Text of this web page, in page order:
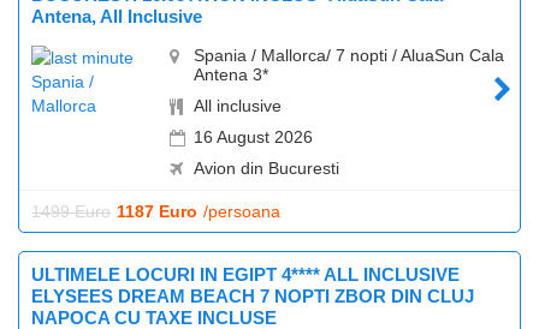
Antena, All Inclusive
Spania / Mallorca/ 7 nopti / AluaSun Cala
Antena 3*
All inclusive
16 August 2026
Avion din Bucuresti
1499 Euro 1187 Euro /persoana
ULTIMELE LOCURI IN EGIPT 4**** ALL INCLUSIVE
ELYSEES DREAM BEACH 7 NOPTI ZBOR DIN CLUJ
NAPOCA CU TAXE INCLUSE